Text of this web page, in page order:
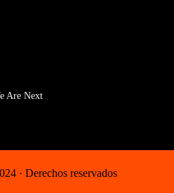
Are Next
· Derechos reservados